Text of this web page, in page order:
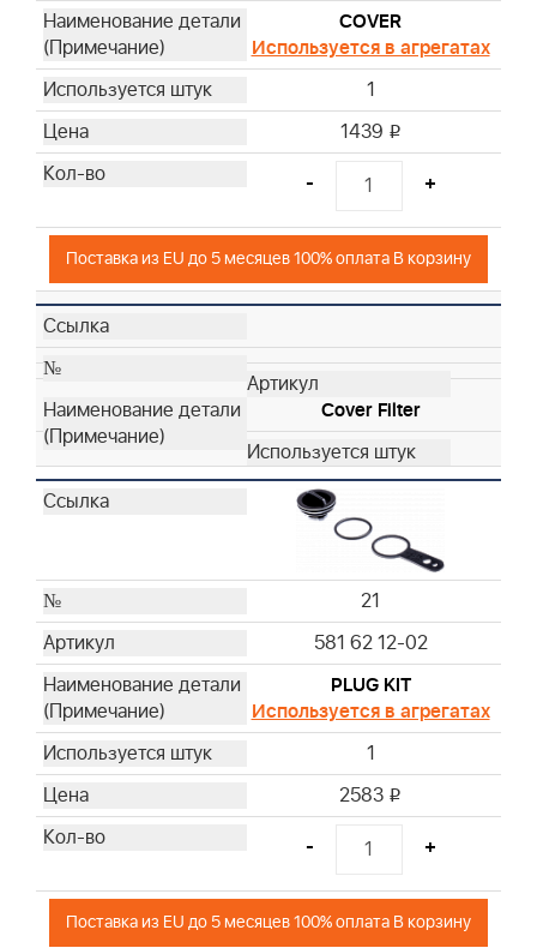
COVER
Используется в агрегатах
1
1439 i
- +
Поставка из EU до 5 месяцев 100% оплата В корзину
Cover Filter
21
581 62 12-02
PLUG KIT
Используется в агрегатах
1
2583 i
- +
Поставка из EU до 5 месяцев 100% оплата В корзину